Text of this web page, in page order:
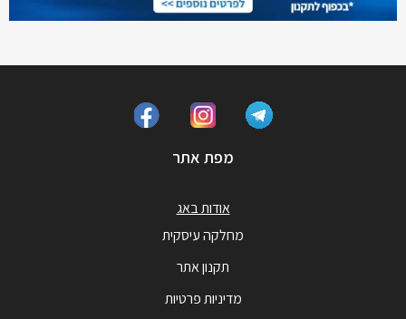
מפת אתר
אודות באג
מחלקה עיסקית
תקנון אתר
מדיניות פרטיות